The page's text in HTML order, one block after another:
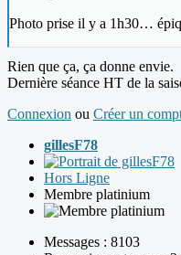
Photo prise il y a 1h30…
Rien que ça, ça donne envie.
Dernière séance HT de la
Connexion ou Créer un
gillesF78
Hors Ligne
Membre platinium
Messages : 8103